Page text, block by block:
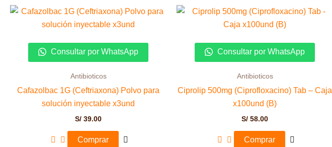
Consultar por WhatsApp
Antibioticos
Cafazolbac 1G (Ceftriaxona) Polvo para
solución inyectable x3und
S/ 39.00
Comprar
Consultar por WhatsApp
Antibioticos
Ciprolip 500mg (Ciprofloxacino) Tab – Caja
x100und (B)
S/ 58.00
Comprar